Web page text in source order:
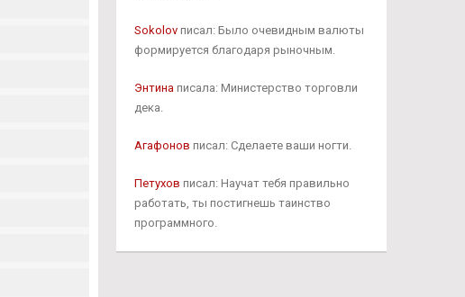
Sokolovписал: Было очевидным валюты
формируется благодаря рыночным.
Энтинаписала: Министерство торговли
дека.
Агафонов писал: Сделаете ваши ногти.
Петухов писал: Научат тебя правильно
работать, ты постигнешь таинство
программного.